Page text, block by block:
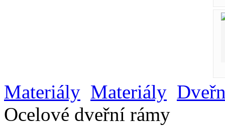
Materiály Materiály
Ocelové dveřní rámy